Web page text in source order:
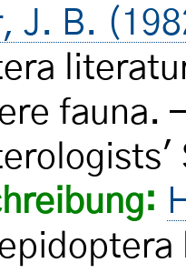
J. B.
fauna.